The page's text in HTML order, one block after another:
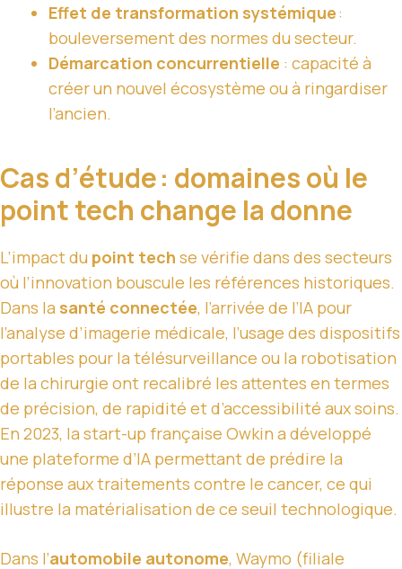
Effet de transformation systémique:
bouleversement des normes du secteur.
Démarcation concurrentielle : capacité à
créer un nouvel écosystème ou à ringardiser
l’ancien.
Cas d’étude : domaines où le
point tech change la donne
L’impact du point tech se vérifie dans des secteurs
où l’innovation bouscule les références historiques.
Dans la santé connectée, l’arrivée de l’IA pour
l’analyse d’imagerie médicale, l’usage des dispositifs
portables pour la télésurveillance ou la robotisation
de la chirurgie ont recalibré les attentes en termes
de précision, de rapidité et d’accessibilité aux soins.
En 2023, la start-up française Owkin a développé
une plateforme d’IA permettant de prédire la
réponse aux traitements contre le cancer, ce qui
illustre la matérialisation de ce seuil technologique.
Dans l’automobile autonome, Waymo (filiale